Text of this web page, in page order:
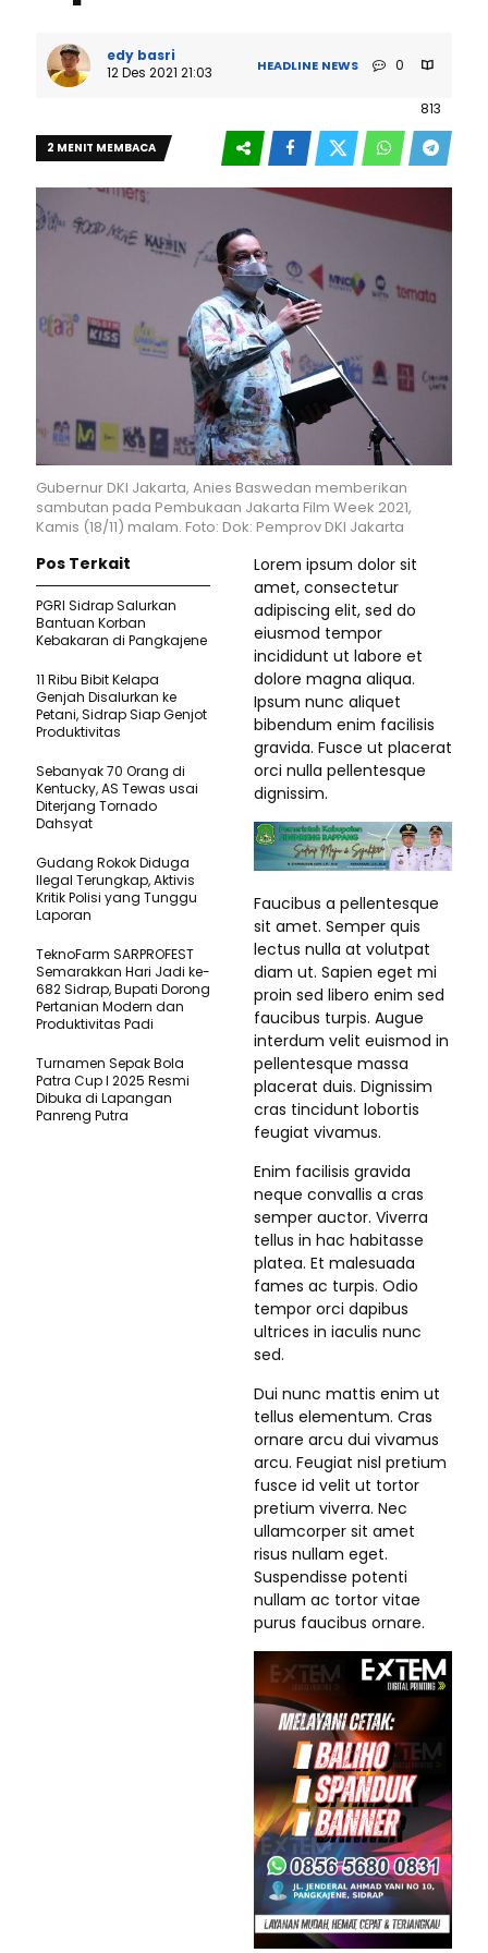
edy basri
12 Des 2021 21:03
HEADLINE NEWS 0
813
2 MENIT MEMBACA
Gubernur DKI Jakarta, Anies Baswedan memberikan
sambutan pada Pembukaan Jakarta Film Week 2021,
Kamis (18/11) malam. Foto: Dok: Pemprov DKI Jakarta
Lorem ipsum dolor sit
amet, consectetur
adipiscing elit, sed do
eiusmod tempor
incididunt ut labore et
dolore magna aliqua.
Ipsum nunc aliquet
bibendum enim facilisis
gravida. Fusce ut placerat
orci nulla pellentesque
dignissim.
Faucibus a pellentesque
sit amet. Semper quis
lectus nulla at volutpat
diam ut. Sapien eget mi
proin sed libero enim sed
faucibus turpis. Augue
interdum velit euismod in
pellentesque massa
placerat duis. Dignissim
cras tincidunt lobortis
feugiat vivamus.
Enim facilisis gravida
neque convallis a cras
semper auctor. Viverra
tellus in hac habitasse
platea. Et malesuada
fames ac turpis. Odio
tempor orci dapibus
ultrices in iaculis nunc
sed.
Dui nunc mattis enim ut
tellus elementum. Cras
ornare arcu dui vivamus
arcu. Feugiat nisl pretium
fusce id velit ut tortor
pretium viverra. Nec
ullamcorper sit amet
risus nullam eget.
Suspendisse potenti
nullam ac tortor vitae
purus faucibus ornare.
Pos Terkait
PGRI Sidrap Salurkan
Bantuan Korban
Kebakaran di Pangkajene
11 Ribu Bibit Kelapa
Genjah Disalurkan ke
Petani, Sidrap Siap Genjot
Produktivitas
Sebanyak 70 Orang di
Kentucky, AS Tewas usai
Diterjang Tornado
Dahsyat
Gudang Rokok Diduga
Ilegal Terungkap, Aktivis
Kritik Polisi yang Tunggu
Laporan
TeknoFarm SARPROFEST
Semarakkan Hari Jadi ke-
682 Sidrap, Bupati Dorong
Pertanian Modern dan
Produktivitas Padi
Turnamen Sepak Bola
Patra Cup I 2025 Resmi
Dibuka di Lapangan
Panreng Putra